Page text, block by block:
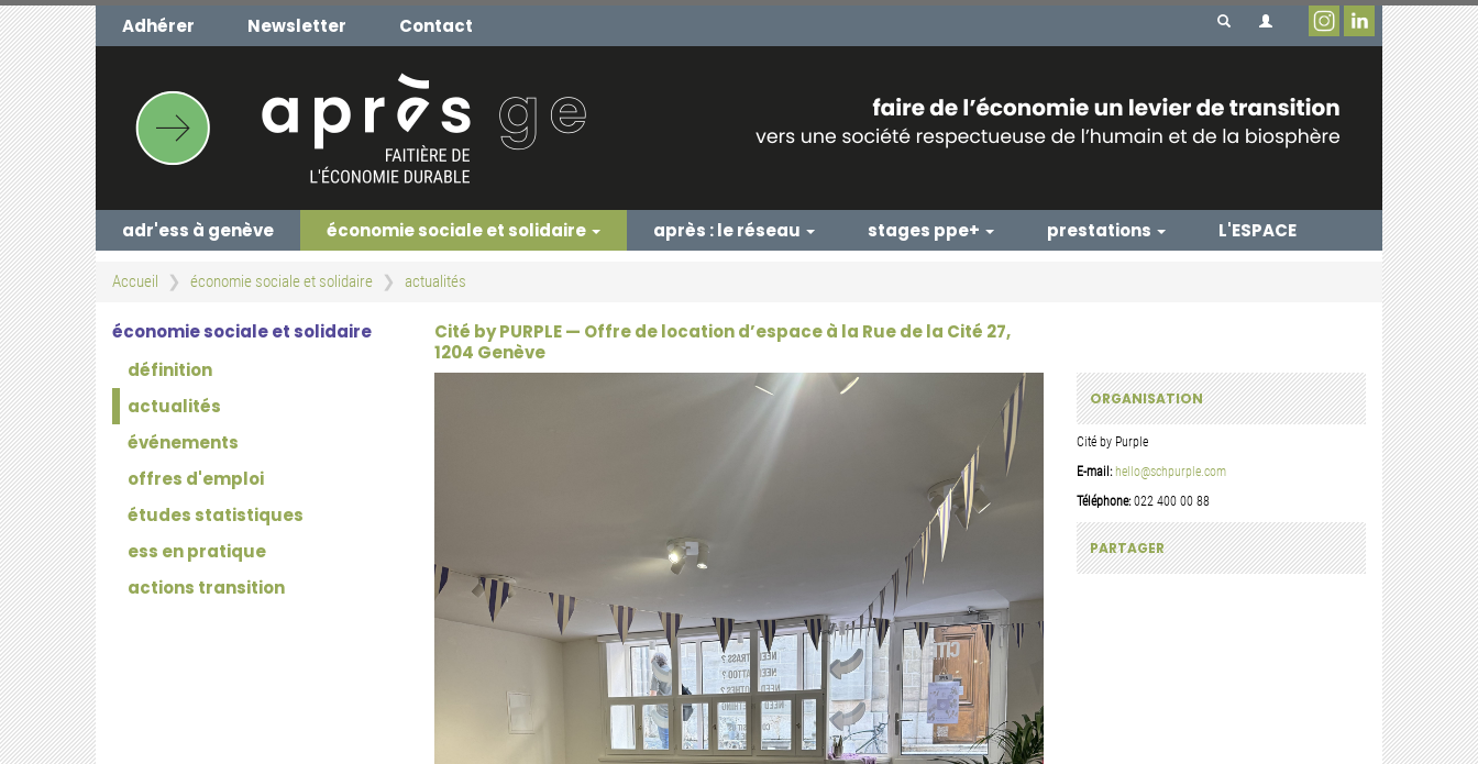
Aller
au
contenu
principal
Adhérer Newsletter Contact
adr'ess à genève économie sociale et solidaire après : le réseau stages ppe+ prestations L'ESPACE
Accueil économie sociale et solidaire actualités
économie sociale et solidaire
définition
actualités
événements
offres d'emploi
études statistiques
ess en pratique
actions transition
Cité by PURPLE — Offre de location d’espace à la Rue de la Cité 27,
1204 Genève
ORGANISATION
Cité by Purple
E-mail: hello@schpurple.com
Téléphone:022 400 00 88
PARTAGER